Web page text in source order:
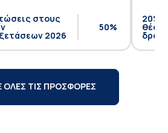
στους
2026
50%
20%
θέση
ΟΛΕΣ ΤΙΣ ΠΡΟΣΦΟΡΕΣ